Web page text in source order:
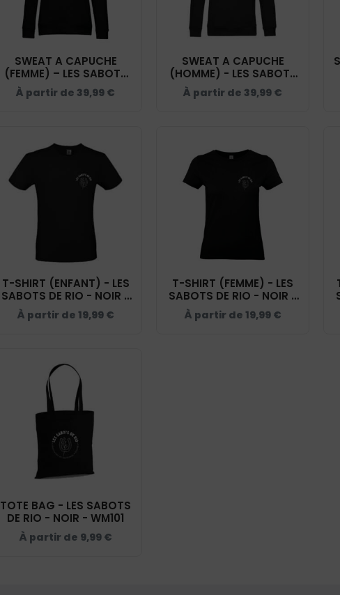
SWEAT A CAPUCHE
(FEMME) – LES SABOTS
DE RIO - NOIR - BCW34B
À partir de 39,99 €
SWEAT A CAPUCHE
(HOMME) - LES SABOTS
DE RIO - NOIR - BCU33B
À partir de 39,99 €
T-SHIRT (ENFANT) - LES
SABOTS DE RIO - NOIR -
BC03TK
À partir de 19,99 €
T-SHIRT (FEMME) - LES
SABOTS DE RIO - NOIR -
BC04T
À partir de 19,99 €
TOTE BAG - LES SABOTS
DE RIO - NOIR - WM101
À partir de 9,99 €